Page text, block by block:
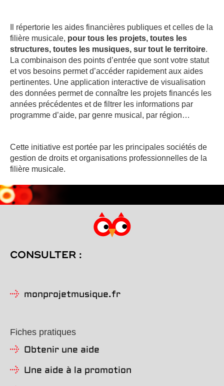
Il répertorie les aides financières publiques et celles de la
filière musicale, pour tous les projets, toutes les
structures, toutes les musiques, sur tout le territoire.
La combinaison des points d’entrée que sont votre statut
et vos besoins permet d’accéder rapidement aux aides
pertinentes. Une application interactive de visualisation
des données permet de connaître les projets financés les
années précédentes et de filtrer les informations par
programme d’aide, par genre musical, par région…
Cette initiative est portée par les principales sociétés de
gestion de droits et organisations professionnelles de la
filière musicale.
CONSULTER :
monprojetmusique.fr
Fiches pratiques
Obtenir une aide
Une aide à la promotion